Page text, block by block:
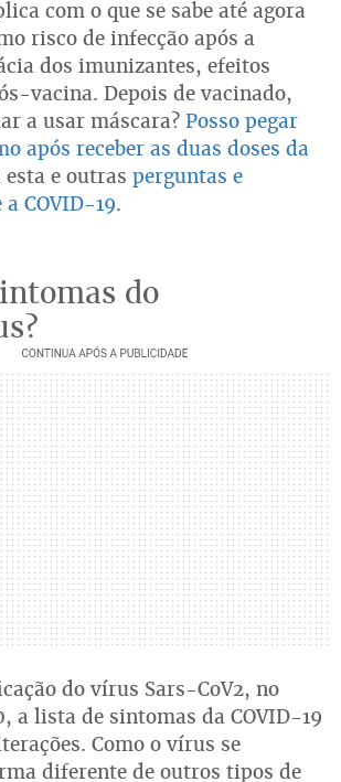
com o que se sabe até agora
risco de infecção após a
dos imunizantes, efeitos
vacina. Depois de vacinado,
a usar máscara? Posso pegar
após receber as duas doses da
e outras perguntas e
COVID-19.
do
do vírus Sars-CoV2, no
a lista de sintomas da COVID-19
Como o vírus se
diferente de outros tipos de